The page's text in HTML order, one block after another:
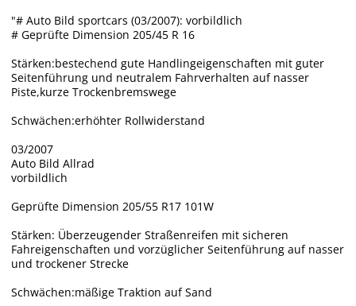
"# Auto Bild sportcars (03/2007): vorbildlich
# Geprüfte Dimension 205/45 R 16
Stärken:bestechend gute Handlingeigenschaften mit guter
Seitenführung und neutralem Fahrverhalten auf nasser
Piste,kurze Trockenbremswege
Schwächen:erhöhter Rollwiderstand
03/2007
Auto Bild Allrad
vorbildlich
Geprüfte Dimension 205/55 R17 101W
Stärken: Überzeugender Straßenreifen mit sicheren
Fahreigenschaften und vorzüglicher Seitenführung auf nasser
und trockener Strecke
Schwächen:mäßige Traktion auf Sand